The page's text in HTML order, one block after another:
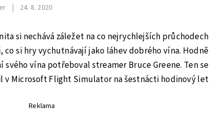
24. 8. 2020
si nechává záležet na co nejrychlejších průchodech
co si hry vychutnávají jako láhev dobrého vína. Hodně
vína potřeboval streamer Bruce Greene. Ten se
v Microsoft Flight Simulator na šestnácti hodinový let
Reklama